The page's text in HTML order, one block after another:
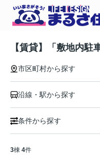
【賃貸】「敷地内駐
市区町村から探す
沿線・駅から探す
条件から探す
3棟 4件